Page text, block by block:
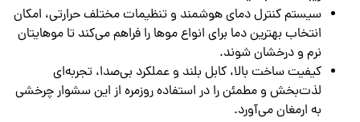
سیستم کنترل دمای هوشمند و تنظیمات مختلف حرارتی، امکان
انتخاب بهترین دما برای انواع موها را فراهم می‌کند تا موهایتان
نرم و درخشان شوند.
کیفیت ساخت بالا، کابل بلند و عملکرد بی‌صدا، تجربه‌ای
لذت‌بخش و مطمئن را در استفاده روزمره از این سشوار چرخشی
به ارمغان می‌آورد.